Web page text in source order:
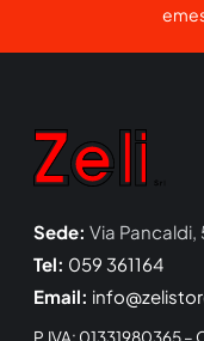
Sede: Via Pancaldi,
Tel: 059 361164
Email:
P.IVA: 01331980365